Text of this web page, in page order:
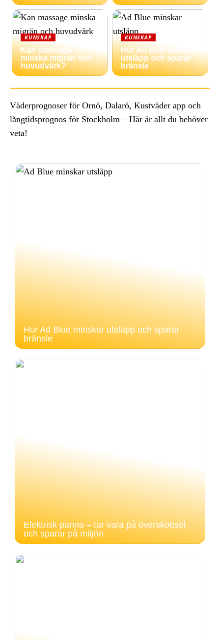
KUNSKAP
Kan massage
minska migrän och
huvudvärk?
KUNSKAP
Hur Ad Blue minskar
utsläpp och sparar
bränsle
Väderprognoser för Ornö, Dalarö, Kustväder app och
långtidsprognos för Stockholm – Här är allt du behöver
veta!
Hur Ad Blue minskar utsläpp och sparar
bränsle
Elektrisk panna – tar vara på överskottsel
och sparar på miljön